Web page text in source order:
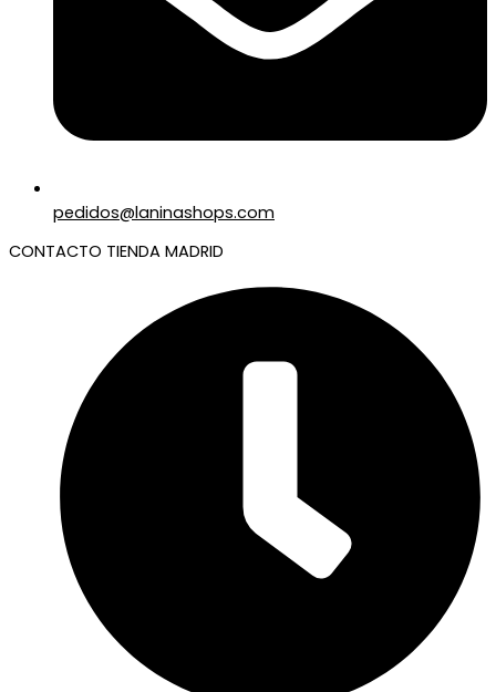
pedidos@laninashops.com
CONTACTO TIENDA MADRID